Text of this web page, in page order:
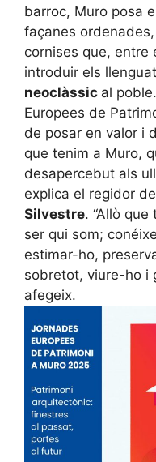
barroc, Muro posa
façanes
cornises que, entre
introduir els
neoclàssic al
Europees de
de posar en valor i
que tenim a Muro,
desapercebut als
explica el regidor
Silvestre. “Allò
ser qui som;
estimar-ho,
sobretot, viure-ho i
afegeix.